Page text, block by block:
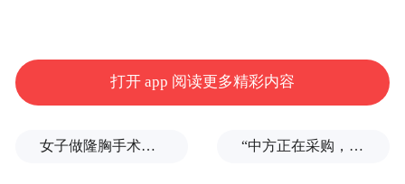
强强联合，将从梦湖到未名湖，建立起文化
传承与创新发展的新通道。王博表示，一直
以来北京大学始终坚守“创建世界一流、服务
打开 app 阅读更多精彩内容
女子做隆胸手术全麻后被告知暂停，记者采访时又发现其他违规问题 “中方正在采购，令人鼓舞！”